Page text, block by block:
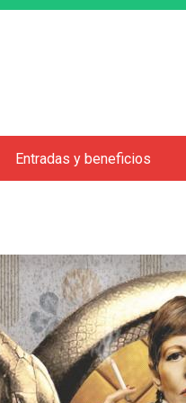
Entradas y beneficios